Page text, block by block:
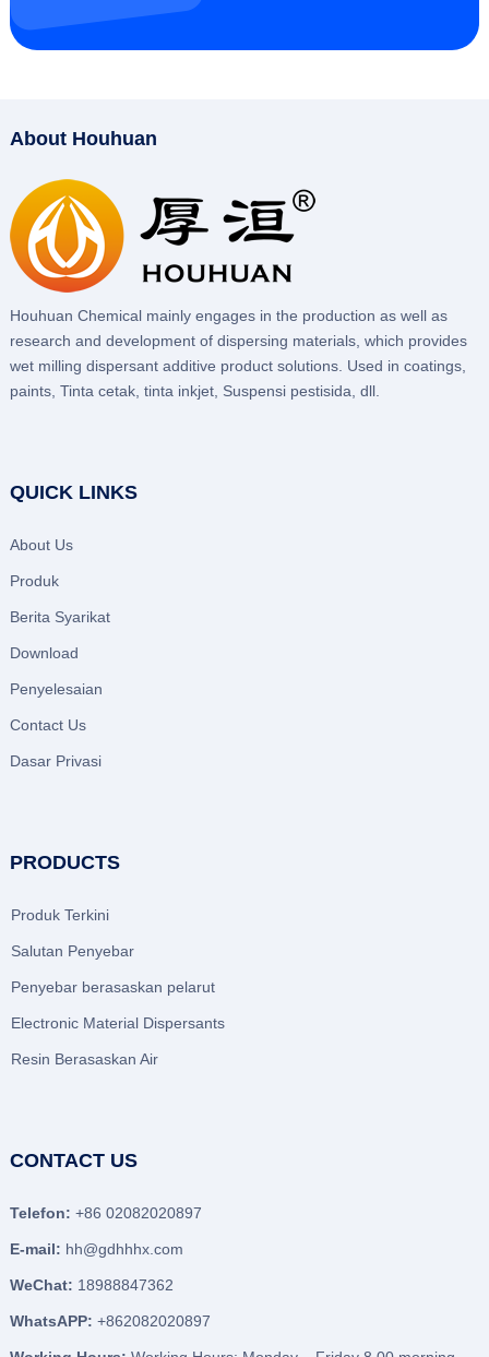
About Houhuan
Houhuan Chemical mainly engages in the production as well as
research and development of dispersing materials, which provides
wet milling dispersant additive product solutions. Used in coatings,
paints, Tinta cetak, tinta inkjet, Suspensi pestisida, dll.
QUICK LINKS
About Us
Produk
Berita Syarikat
Download
Penyelesaian
Contact Us
Dasar Privasi
PRODUCTS
Produk Terkini
Salutan Penyebar
Penyebar berasaskan pelarut
Electronic Material Dispersants
Resin Berasaskan Air
CONTACT US
Telefon: +86 02082020897
E-mail: hh@gdhhhx.com
WeChat: 18988847362
WhatsAPP: +862082020897